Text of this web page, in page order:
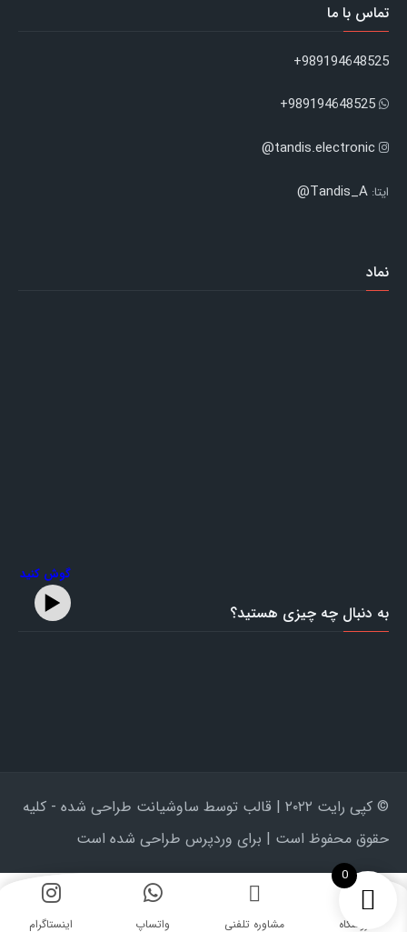
گوش کنید
تماس با ما
989194648525+
989194648525+
tandis.electronic@
ایتا: Tandis_A@
نماد
به دنبال چه چیزی هستید؟
© کپی رایت ۲۰۲۲ | قالب توسط ساوشیانت طراحی شده - کلیه
حقوق محفوظ است | برای وردپرس طراحی شده است
فروشگاه مشاوره تلفنی واتساپ اینستاگرام‎
0